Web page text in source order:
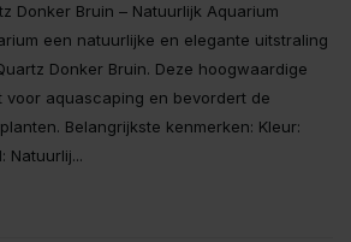
Donker Bruin – Natuurlijk Aquarium
een natuurlijke en elegante uitstraling
Donker Bruin. Deze hoogwaardige
aquascaping en bevordert de
Belangrijkste kenmerken: Kleur:
Natuurlij...